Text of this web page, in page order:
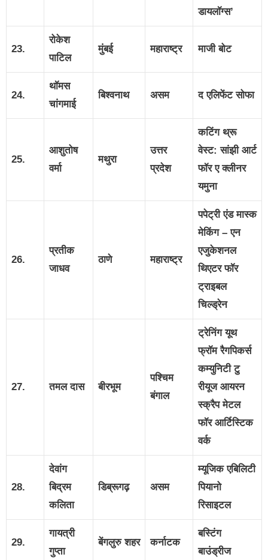
डायलॉग्स’
23.
रोकेश
पाटिल
मुंबई महाराष्ट्र माजी बोट
24.
थॉमस
चांगमाई
बिश्वनाथ असम द एलिफेंट सोफा
25.
आशुतोष
वर्मा
मथुरा
उत्तर
प्रदेश
कटिंग थ्रू
वेस्ट: सांझी आर्ट
फॉर ए क्लीनर
यमुना
26.
प्रतीक
जाधव
ठाणे महाराष्ट्र
पपेट्री एंड मास्क
मेकिंग – एन
एजुकेशनल
थिएटर फॉर
ट्राइबल
चिल्ड्रेन
27. तमल दास बीरभूम
पश्चिम
बंगाल
ट्रेनिंग यूथ
फ्रॉम रैगपिकर्स
कम्युनिटी टु
रीयूज आयरन
स्क्रैप मेटल
फॉर आर्टिस्टिक
वर्क
28.
देवांग
बिद्रम
कलिता
डिब्रूगढ़ असम
म्यूजिक एबिलिटी
पियानो
रिसाइटल
29.
गायत्री
गुप्ता
बेंगलुरु शहर कर्नाटक
बस्टिंग
बाउंड्रीज